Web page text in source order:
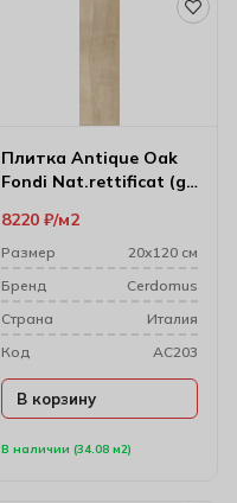
Плитка Antique Oak
Fondi Nat.rettificat (gl)
В наличии (34.08 м2)
8220 ₽ м2
Размер
20х120 см
Бренд
Cerdomus
Cтрана
Италия
Код
AC203
В корзину